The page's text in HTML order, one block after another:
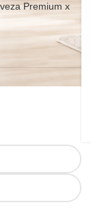
Premium x